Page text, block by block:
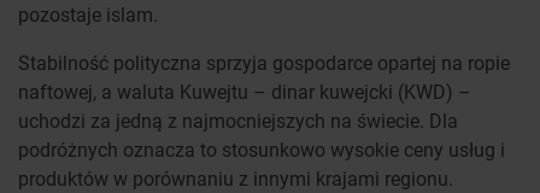
pozostaje islam.
Stabilność polityczna sprzyja gospodarce opartej na ropie
naftowej, a waluta Kuwejtu – dinar kuwejcki (KWD) –
uchodzi za jedną z najmocniejszych na świecie. Dla
podróżnych oznacza to stosunkowo wysokie ceny usług i
produktów w porównaniu z innymi krajami regionu.